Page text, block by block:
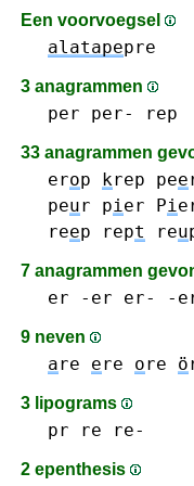
Een voorvoegsel
alatapepre
3 anagrammen
per per- rep
33 anagrammen
erop krep pee
peur pier Pi
reep rept reu
7 anagrammen
er -er er- -
9 neven
are ere ore ö
3 lipograms
pr re re-
2 epenthesis